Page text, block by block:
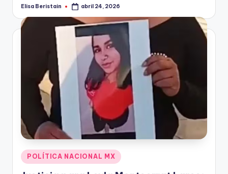
Publicado
Elisa Beristain abril 24, 2026
Publicado
en
POLÍTICA NACIONAL MX